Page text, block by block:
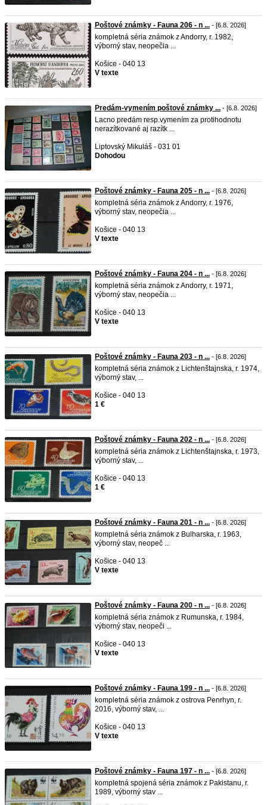
Poštové známky - Fauna 206 - n ... - [6.8. 2026]
kompletná séria známok z Andorry, r. 1982,
výborný stav, neopečia ...
Košice - 040 13
V texte
Predám-vymením poštové známky ... - [6.8. 2026]
Lacno predám resp.vymením za protihodnotu
nerazítkované aj razítk ...
Liptovský Mikuláš - 031 01
Dohodou
Poštové známky - Fauna 205 - n ... - [6.8. 2026]
kompletná séria známok z Andorry, r. 1976,
výborný stav, neopečia ...
Košice - 040 13
V texte
Poštové známky - Fauna 204 - n ... - [6.8. 2026]
kompletná séria známok z Andorry, r. 1971,
výborný stav, neopečia ...
Košice - 040 13
V texte
Poštové známky - Fauna 203 - n ... - [6.8. 2026]
kompletná séria známok z Lichtenštajnska, r. 1974,
výborný stav, ...
Košice - 040 13
1 €
Poštové známky - Fauna 202 - n ... - [6.8. 2026]
kompletná séria známok z Lichtenštajnska, r. 1973,
výborný stav, ...
Košice - 040 13
1 €
Poštové známky - Fauna 201 - n ... - [6.8. 2026]
kompletná séria známok z Bulharska, r. 1963,
výborný stav, neopeč ...
Košice - 040 13
V texte
Poštové známky - Fauna 200 - n ... - [6.8. 2026]
kompletná séria známok z Rumunska, r. 1984,
výborný stav, neopeči ...
Košice - 040 13
V texte
Poštové známky - Fauna 199 - n ... - [6.8. 2026]
kompletná séria známok z ostrova Penrhyn, r.
2016, výborný stav, ...
Košice - 040 13
V texte
Poštové známky - Fauna 197 - n ... - [6.8. 2026]
kompletná spojená séria známok z Pakistanu, r.
1989, výborný stav ...